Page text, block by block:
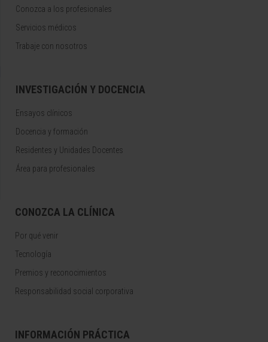
Conozca a los profesionales
Servicios médicos
Trabaje con nosotros
INVESTIGACIÓN Y DOCENCIA
Ensayos clínicos
Docencia y formación
Residentes y Unidades Docentes
Área para profesionales
CONOZCA LA CLÍNICA
Por qué venir
Tecnología
Premios y reconocimientos
Responsabilidad social corporativa
INFORMACIÓN PRÁCTICA